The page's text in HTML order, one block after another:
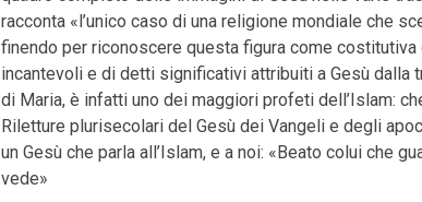
racconta «l’unico caso di una religione mondiale che
finendo per riconoscere questa figura come
incantevoli e di detti significativi attribuiti a Gesù dalla
di Maria, è infatti uno dei maggiori profeti dell’Islam:
Riletture plurisecolari del Gesù dei Vangeli e degli
un Gesù che parla all’Islam, e a noi: «Beato colui che
vede»